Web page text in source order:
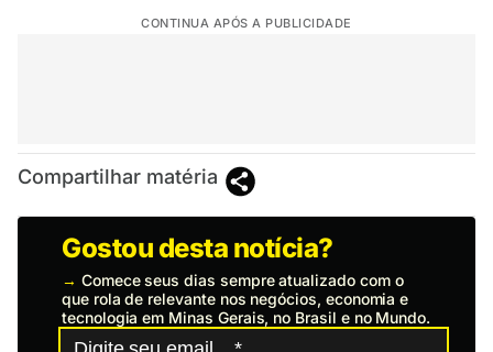
CONTINUA APÓS A PUBLICIDADE
Compartilhar matéria
Gostou desta notícia?
→ Comece seus dias sempre atualizado com o
que rola de relevante nos negócios, economia e
tecnologia em Minas Gerais, no Brasil e no Mundo.